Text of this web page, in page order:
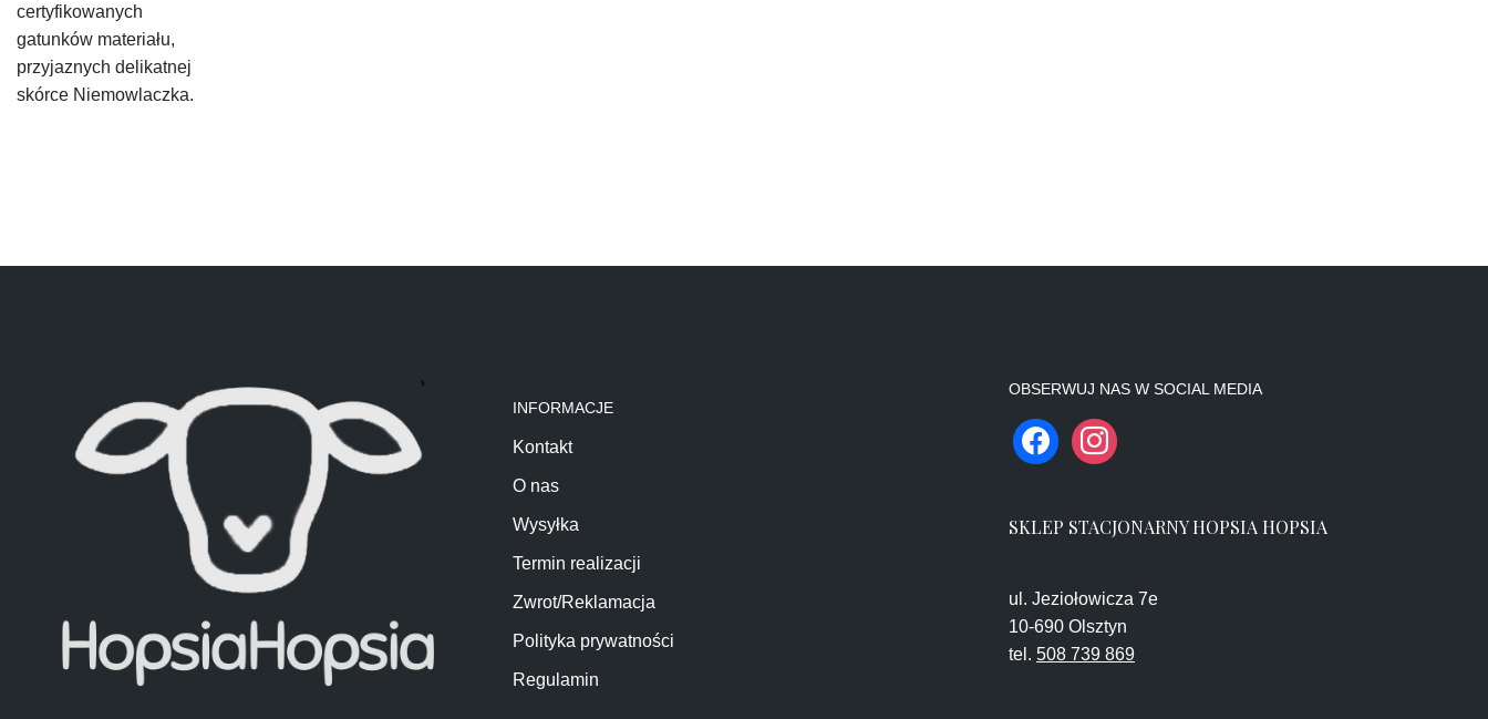
certyfikowanych
gatunków materiału,
przyjaznych delikatnej
skórce Niemowlaczka.
INFORMACJE
Kontakt
O nas
Wysyłka
Termin realizacji
Zwrot/Reklamacja
Polityka prywatności
Regulamin
OBSERWUJ NAS W SOCIAL MEDIA
SKLEP STACJONARNY HOPSIA HOPSIA
ul. Jeziołowicza 7e
10-690 Olsztyn
tel. 508 739 869